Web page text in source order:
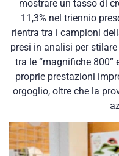
mostrare un tasso di
11,3% nel triennio
rientra tra i campioni
presi in analisi per
tra le “magnifiche 800”
proprie prestazioni
orgoglio, oltre che la